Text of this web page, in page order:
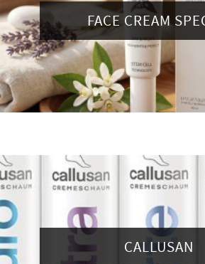
FACE CREAM
CALLUSAN